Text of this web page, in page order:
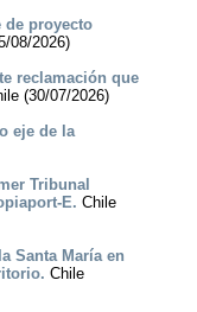
de proyecto
08/2026)
reclamación que
(30/07/2026)
eje de la
Tribunal
E. Chile
Santa María en
Chile